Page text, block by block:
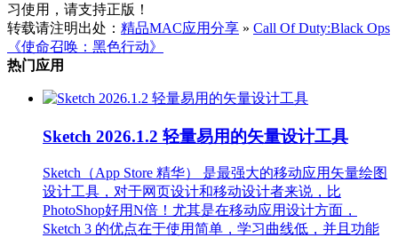
习使用，请支持正版！
转载请注明出处： 精品MAC应用分享 » Call Of Duty:Black Ops
《使命召唤：黑色行动》
热门应用
Sketch 2026.1.2 轻量易用的矢量设计工具
Sketch（App Store 精华） 是最强大的移动应用矢量绘图
设计工具，对于网页设计和移动设计者来说，比
PhotoShop好用N倍！尤其是在移动应用设计方面，
Sketch 3 的优点在于使用简单，学习曲线低，并且功能